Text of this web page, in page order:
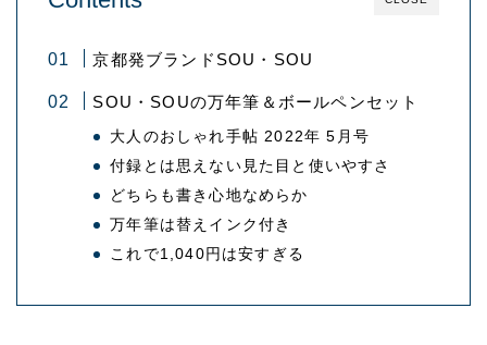
京都発ブランドSOU・SOU
SOU・SOUの万年筆＆ボールペンセット
大人のおしゃれ手帖 2022年 5月号
付録とは思えない見た目と使いやすさ
どちらも書き心地なめらか
万年筆は替えインク付き
これで1,040円は安すぎる